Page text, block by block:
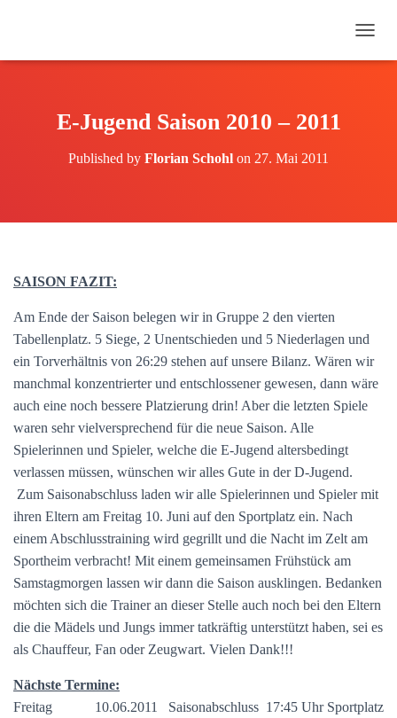
A
E
N
E-Jugend Saison 2010 – 2011
Published by Florian Schohl on 27. Mai 2011
SAISON FAZIT:
Am Ende der Saison belegen wir in Gruppe 2 den vierten
Tabellenplatz. 5 Siege, 2 Unentschieden und 5 Niederlagen und
ein Torverhältnis von 26:29 stehen auf unsere Bilanz. Wären wir
manchmal konzentrierter und entschlossener gewesen, dann wäre
auch eine noch bessere Platzierung drin! Aber die letzten Spiele
waren sehr vielversprechend für die neue Saison. Alle
Spielerinnen und Spieler, welche die E-Jugend altersbedingt
verlassen müssen, wünschen wir alles Gute in der D-Jugend.
Zum Saisonabschluss laden wir alle Spielerinnen und Spieler mit
ihren Eltern am Freitag 10. Juni auf den Sportplatz ein. Nach
einem Abschlusstraining wird gegrillt und die Nacht im Zelt am
Sportheim verbracht! Mit einem gemeinsamen Frühstück am
Samstagmorgen lassen wir dann die Saison ausklingen. Bedanken
möchten sich die Trainer an dieser Stelle auch noch bei den Eltern
die die Mädels und Jungs immer tatkräftig unterstützt haben, sei es
als Chauffeur, Fan oder Zeugwart. Vielen Dank!!!
Nächste Termine:
Freitag 10.06.2011 Saisonabschluss 17:45 Uhr Sportplatz